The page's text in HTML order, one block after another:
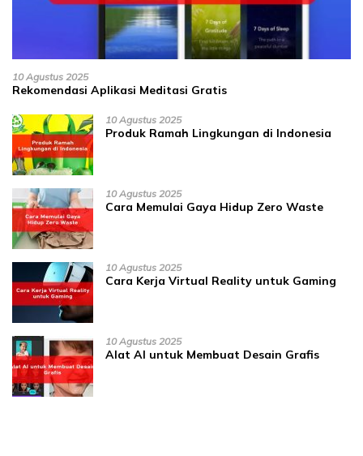
10 Agustus 2025
Rekomendasi Aplikasi Meditasi Gratis
10 Agustus 2025
Produk Ramah Lingkungan di Indonesia
10 Agustus 2025
Cara Memulai Gaya Hidup Zero Waste
10 Agustus 2025
Cara Kerja Virtual Reality untuk Gaming
10 Agustus 2025
Alat AI untuk Membuat Desain Grafis